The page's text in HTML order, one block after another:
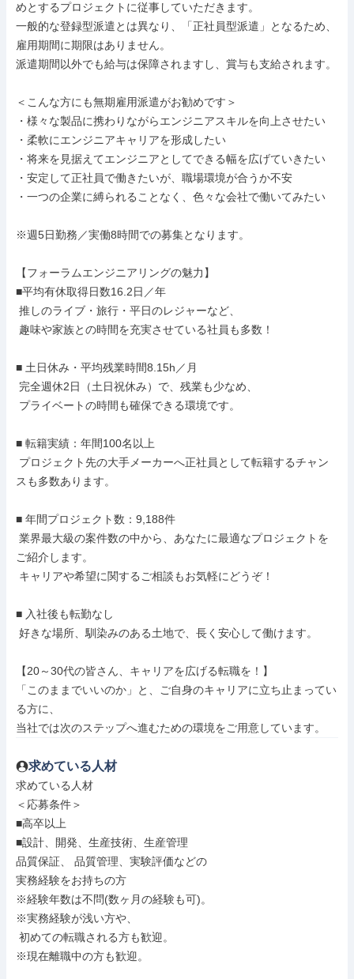
めとするプロジェクトに従事していただきます。
一般的な登録型派遣とは異なり、「正社員型派遣」となるため、
雇用期間に期限はありません。
派遣期間以外でも給与は保障されますし、賞与も支給されます。
＜こんな方にも無期雇用派遣がお勧めです＞
・様々な製品に携わりながらエンジニアスキルを向上させたい
・柔軟にエンジニアキャリアを形成したい
・将来を見据えてエンジニアとしてできる幅を広げていきたい
・安定して正社員で働きたいが、職場環境が合うか不安
・一つの企業に縛られることなく、色々な会社で働いてみたい
※週5日勤務／実働8時間での募集となります。
【フォーラムエンジニアリングの魅力】
■平均有休取得日数16.2日／年
■ 土日休み・平均残業時間8.15h／月
■ 転籍実績：年間100名以上
スも多数あります。
■ 年間プロジェクト数：9,188件
ご紹介します。
■ 入社後も転勤なし
【20～30代の皆さん、キャリアを広げる転職を！】
「このままでいいのか」と、ご自身のキャリアに立ち止まってい
る方に、
当社では次のステップへ進むための環境をご用意しています。
求めている人材
求めている人材
＜応募条件＞
■高卒以上
■設計、開発、生産技術、生産管理
品質保証、 品質管理、実験評価などの
実務経験をお持ちの方
※経験年数は不問(数ヶ月の経験も可)。
※実務経験が浅い方や、
※現在離職中の方も歓迎。